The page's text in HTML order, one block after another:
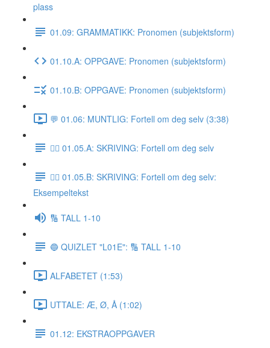
plass
01.09: GRAMMATIKK: Pronomen (subjektsform)
01.10.A: OPPGAVE: Pronomen (subjektsform)
01.10.B: OPPGAVE: Pronomen (subjektsform)
💬 01.06: MUNTLIG: Fortell om deg selv (3:38)
✍🏼 01.05.A: SKRIVING: Fortell om deg selv
✍🏼 01.05.B: SKRIVING: Fortell om deg selv:
Eksempeltekst
🔢 TALL 1-10
🔵 QUIZLET "L01E": 🔢 TALL 1-10
ALFABETET (1:53)
UTTALE: Æ, Ø, Å (1:02)
01.12: EKSTRAOPPGAVER